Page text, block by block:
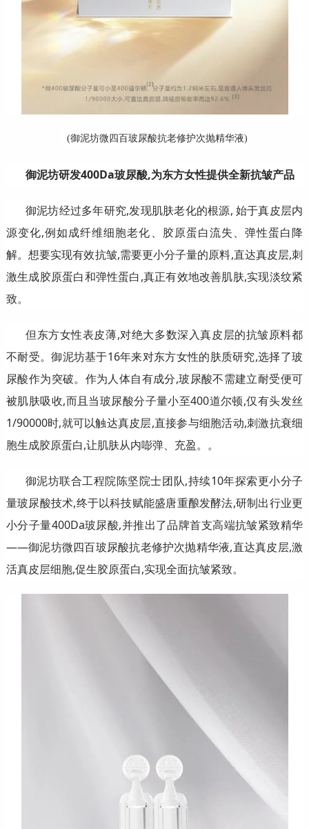
(御泥坊微四百玻尿酸抗老修护次抛精华液)
御泥坊研发400Da玻尿酸,为东方女性提供全新抗皱产品
御泥坊经过多年研究,发现肌肤老化的根源, 始于真皮层内
源变化,例如成纤维细胞老化、胶原蛋白流失、弹性蛋白降
解。想要实现有效抗皱,需要更小分子量的原料,直达真皮层,刺
激生成胶原蛋白和弹性蛋白,真正有效地改善肌肤,实现淡纹紧
致。
但东方女性表皮薄,对绝大多数深入真皮层的抗皱原料都
不耐受。御泥坊基于16年来对东方女性的肤质研究,选择了玻
尿酸作为突破。作为人体自有成分,玻尿酸不需建立耐受便可
被肌肤吸收,而且当玻尿酸分子量小至400道尔顿,仅有头发丝
1/90000时,就可以触达真皮层,直接参与细胞活动,刺激抗衰细
胞生成胶原蛋白,让肌肤从内嘭弹、充盈。。
御泥坊联合工程院陈坚院士团队,持续10年探索更小分子
量玻尿酸技术,终于以科技赋能盛唐重酿发酵法,研制出行业更
小分子量400Da玻尿酸,并推出了品牌首支高端抗皱紧致精华
——御泥坊微四百玻尿酸抗老修护次抛精华液,直达真皮层,激
活真皮层细胞,促生胶原蛋白,实现全面抗皱紧致。